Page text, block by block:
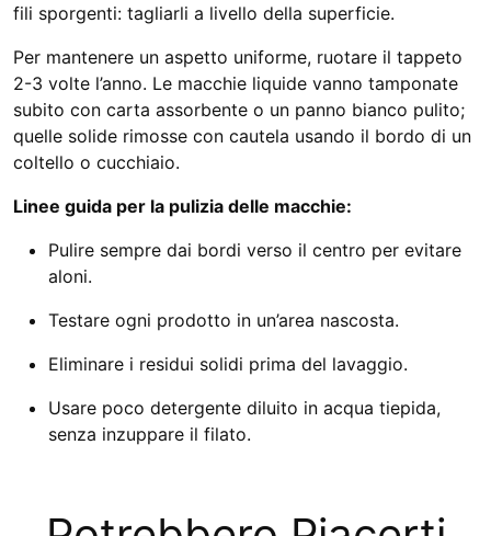
fili sporgenti: tagliarli a livello della superficie.
Per mantenere un aspetto uniforme, ruotare il tappeto
2-3 volte l’anno. Le macchie liquide vanno tamponate
subito con carta assorbente o un panno bianco pulito;
quelle solide rimosse con cautela usando il bordo di un
coltello o cucchiaio.
Linee guida per la pulizia delle macchie:
Pulire sempre dai bordi verso il centro per evitare
aloni.
Testare ogni prodotto in un’area nascosta.
Eliminare i residui solidi prima del lavaggio.
Usare poco detergente diluito in acqua tiepida,
senza inzuppare il filato.